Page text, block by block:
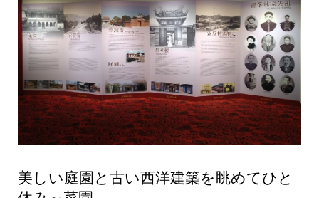
美しい庭園と古い西洋建築を眺めてひと